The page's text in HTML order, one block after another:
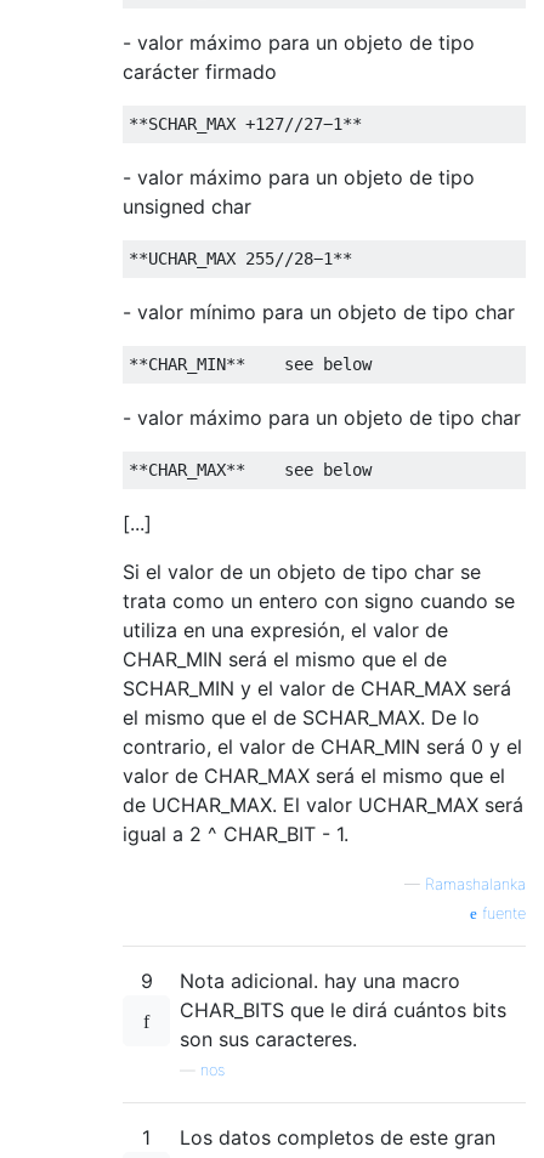
- valor máximo para un objeto de tipo
carácter firmado
**SCHAR_MAX +127//27−1**
- valor máximo para un objeto de tipo
unsigned char
**UCHAR_MAX 255//28−1**
- valor mínimo para un objeto de tipo char
**CHAR_MIN**
    see below
- valor máximo para un objeto de tipo char
**CHAR_MAX**
    see below
[...]
Si el valor de un objeto de tipo char se
trata como un entero con signo cuando se
utiliza en una expresión, el valor de
CHAR_MIN será el mismo que el de
SCHAR_MIN y el valor de CHAR_MAX será
el mismo que el de SCHAR_MAX. De lo
contrario, el valor de CHAR_MIN será 0 y el
valor de CHAR_MAX será el mismo que el
de UCHAR_MAX. El valor UCHAR_MAX será
igual a 2 ^ CHAR_BIT - 1.
— Ramashalanka
fuente
9
Nota adicional. hay una macro
CHAR_BITS que le dirá cuántos bits
son sus caracteres.
nos
1
Los datos completos de este gran